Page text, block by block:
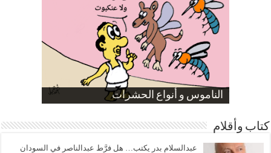
الناموس و أنواع الحشرات
الموظفين بعد ارتفاع الأسعار
ارتفاع نسبة الطلاق في مصر
صورة كاركاتيرية
صورة كاركاتيرية
كتاب وأقلام
عبدالسلام بدر يكتب… هل فرَّط عبدالناصر في السودان